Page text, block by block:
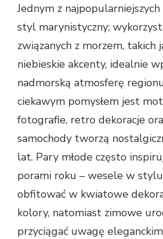
Jednym z
styl marynistyczny;
związanych z morzem, takich
niebieskie akcenty, idealnie
nadmorską atmosferę
ciekawym pomysłem jest
fotografie, retro dekoracje
samochody tworzą
lat. Pary młode często
porami roku – wesele w
obfitować w kwiatowe
kolory, natomiast zimowe
przyciągać uwagę